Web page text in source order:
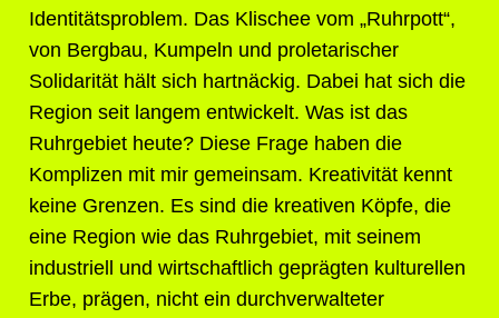
Identitätsproblem. Das Klischee vom „Ruhrpott“,
von Bergbau, Kumpeln und proletarischer
Solidarität hält sich hartnäckig. Dabei hat sich die
Region seit langem entwickelt. Was ist das
Ruhrgebiet heute? Diese Frage haben die
Komplizen mit mir gemeinsam. Kreativität kennt
keine Grenzen. Es sind die kreativen Köpfe, die
eine Region wie das Ruhrgebiet, mit seinem
industriell und wirtschaftlich geprägten kulturellen
Erbe, prägen, nicht ein durchverwalteter